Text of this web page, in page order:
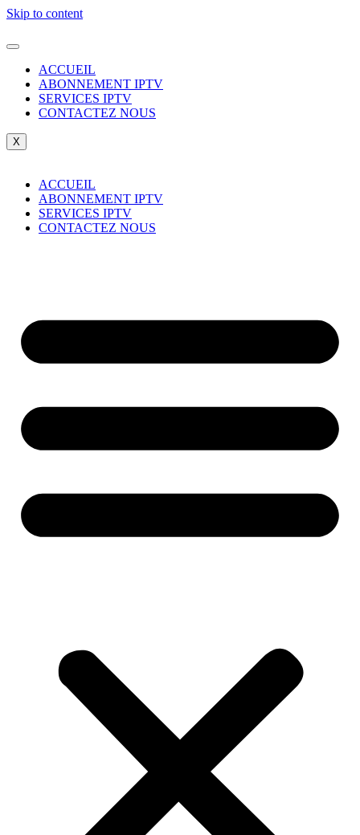
Skip to content
ACCUEIL
ABONNEMENT IPTV
SERVICES IPTV
CONTACTEZ NOUS
X
ACCUEIL
ABONNEMENT IPTV
SERVICES IPTV
CONTACTEZ NOUS